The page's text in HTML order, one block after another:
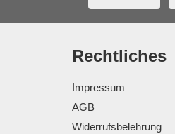
Rechtliches
Impressum
AGB
Widerrufsbelehrung